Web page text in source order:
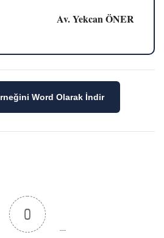
Av. Yekcan ÖNER
Word Olarak İndir
0